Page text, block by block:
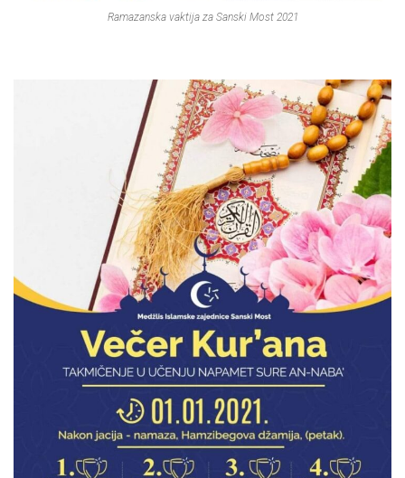
Ramazanska vaktija za Sanski Most 2021